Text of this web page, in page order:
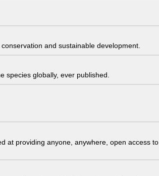
and sustainable development.
species globally, ever published.
at providing anyone, anywhere, open access to